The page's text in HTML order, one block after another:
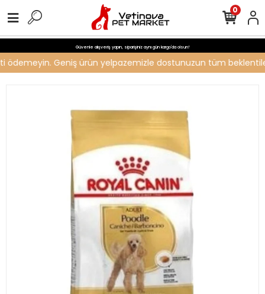
Güvenle alışveriş yapın, siparişiniz aynı gün kargo'da olsun!
Geniş ürün yelpazemizle dostunuzun tüm
0